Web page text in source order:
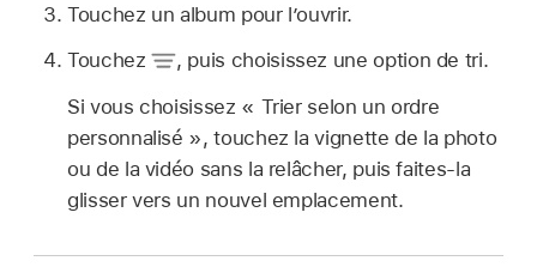
Touchez un album pour l’ouvrir.
Touchez
, puis choisissez une option de tri.
Si vous choisissez « Trier selon un ordre
personnalisé », touchez la vignette de la photo
ou de la vidéo sans la relâcher, puis faites-la
glisser vers un nouvel emplacement.